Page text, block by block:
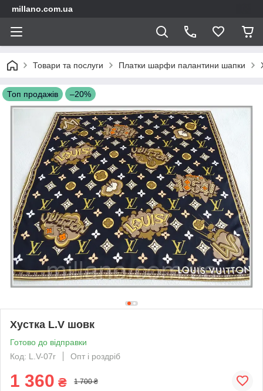
millano.com.ua
Товари та послуги Платки шарфи палантини шапки
Топ продажів –20%
Хустка L.V шовк
Готово до відправки
Код: L.V-07r
Опт і роздріб
1 360 ₴ 1 700 ₴